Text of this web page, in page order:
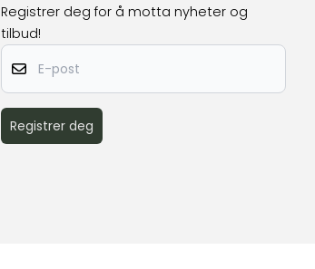
Registrer deg for å motta nyheter og
tilbud!
E-post
Registrer deg